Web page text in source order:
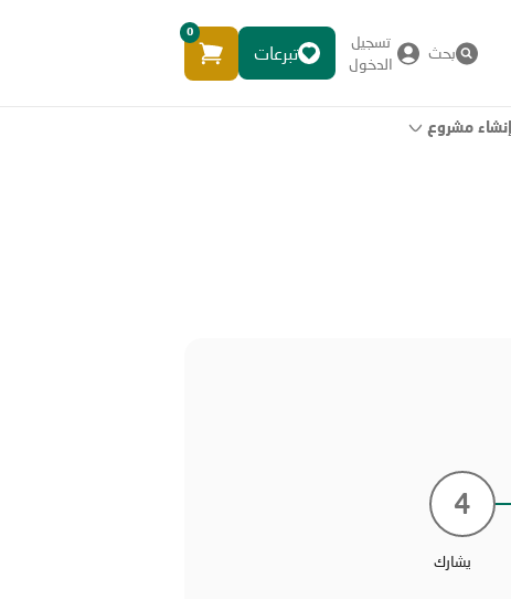
بحث
تسجيل
الدخول
تبرعات
0
إنشاء مشروع
4
يشارك